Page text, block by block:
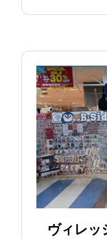
ヴィレッ